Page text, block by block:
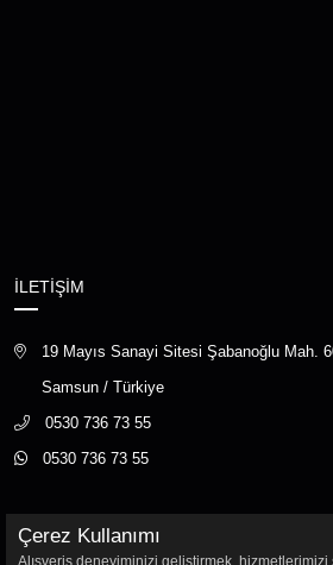
İLETİŞİM
19 Mayıs Sanayi Sitesi Şabanoğlu Mah.
Samsun / Türkiye
0530 736 73 55
0530 736 73 55
Çerez Kullanımı
Alışveriş deneyiminizi geliştirmek,